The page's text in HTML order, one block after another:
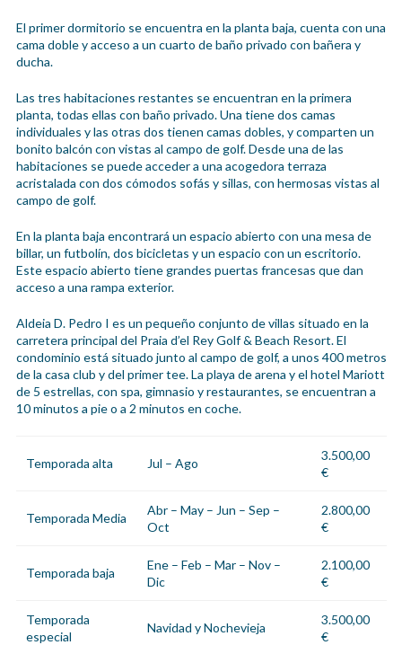
El primer dormitorio se encuentra en la planta baja, cuenta con una
cama doble y acceso a un cuarto de baño privado con bañera y
ducha.
Las tres habitaciones restantes se encuentran en la primera
planta, todas ellas con baño privado. Una tiene dos camas
individuales y las otras dos tienen camas dobles, y comparten un
bonito balcón con vistas al campo de golf. Desde una de las
habitaciones se puede acceder a una acogedora terraza
acristalada con dos cómodos sofás y sillas, con hermosas vistas al
campo de golf.
En la planta baja encontrará un espacio abierto con una mesa de
billar, un futbolín, dos bicicletas y un espacio con un escritorio.
Este espacio abierto tiene grandes puertas francesas que dan
acceso a una rampa exterior.
Aldeia D. Pedro I es un pequeño conjunto de villas situado en la
carretera principal del Praia d’el Rey Golf & Beach Resort. El
condominio está situado junto al campo de golf, a unos 400 metros
de la casa club y del primer tee. La playa de arena y el hotel Mariott
de 5 estrellas, con spa, gimnasio y restaurantes, se encuentran a
10 minutos a pie o a 2 minutos en coche.
Temporada alta Jul – Ago
3.500,00
€
Temporada Media
Abr – May – Jun – Sep –
Oct
2.800,00
€
Temporada baja
Ene – Feb – Mar – Nov –
Dic
2.100,00
€
Temporada
especial
Navidad y Nochevieja
3.500,00
€